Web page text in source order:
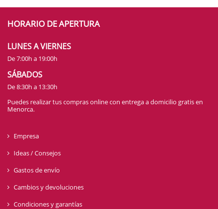
HORARIO DE APERTURA
LUNES A VIERNES
De 7:00h a 19:00h
SÁBADOS
De 8:30h a 13:30h
Puedes realizar tus compras online con entrega a domicilio gratis en
Menorca.
Empresa
Ideas / Consejos
Gastos de envío
Cambios y devoluciones
Condiciones y garantías